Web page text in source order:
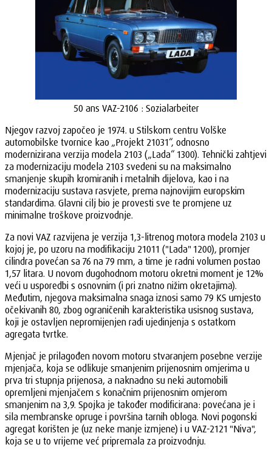
50 ans VAZ-2106 : Sozialarbeiter
Njegov razvoj započeo je 1974. u Stilskom centru Volške
automobilske tvornice kao „Projekt 21031“, odnosno
modernizirana verzija modela 2103 („Lada“ 1300). Tehnički zahtjevi
za modernizaciju modela 2103 svedeni su na maksimalno
smanjenje skupih kromiranih i metalnih dijelova, kao i na
modernizaciju sustava rasvjete, prema najnovijim europskim
standardima. Glavni cilj bio je provesti sve te promjene uz
minimalne troškove proizvodnje.
Za novi VAZ razvijena je verzija 1,3-litrenog motora modela 2103 u
kojoj je, po uzoru na modifikaciju 21011 ("Lada" 1200), promjer
cilindra povećan sa 76 na 79 mm, a time je radni volumen postao
1,57 litara. U novom dugohodnom motoru okretni moment je 12%
veći u usporedbi s osnovnim (i pri znatno nižim okretajima).
Međutim, njegova maksimalna snaga iznosi samo 79 KS umjesto
očekivanih 80, zbog ograničenih karakteristika usisnog sustava,
koji je ostavljen nepromijenjen radi ujedinjenja s ostatkom
agregata tvrtke.
Mjenjač je prilagođen novom motoru stvaranjem posebne verzije
mjenjača, koja se odlikuje smanjenim prijenosnim omjerima u
prva tri stupnja prijenosa, a naknadno su neki automobili
opremljeni mjenjačem s konačnim prijenosnim omjerom
smanjenim na 3,9. Spojka je također modificirana: povećana je i
sila membranske opruge i površina tarnih obloga. Novi pogonski
agregat korišten je (uz neke manje izmjene) i u VAZ-2121 "Niva",
koja se u to vrijeme već pripremala za proizvodnju.